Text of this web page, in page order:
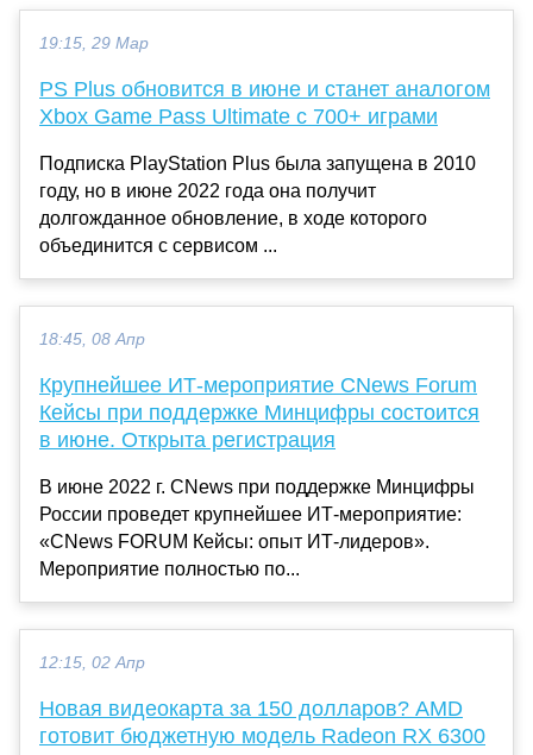
19:15, 29 Мар
PS Plus обновится в июне и станет аналогом
Xbox Game Pass Ultimate с 700+ играми
Подписка PlayStation Plus была запущена в 2010
году, но в июне 2022 года она получит
долгожданное обновление, в ходе которого
объединится с сервисом ...
18:45, 08 Апр
Крупнейшее ИТ-мероприятие CNews Forum
Кейсы при поддержке Минцифры состоится
в июне. Открыта регистрация
В июне 2022 г. CNews при поддержке Минцифры
России проведет крупнейшее ИТ-мероприятие:
«CNews FORUM Кейсы: опыт ИТ-лидеров».
Мероприятие полностью по...
12:15, 02 Апр
Новая видеокарта за 150 долларов? AMD
готовит бюджетную модель Radeon RX 6300